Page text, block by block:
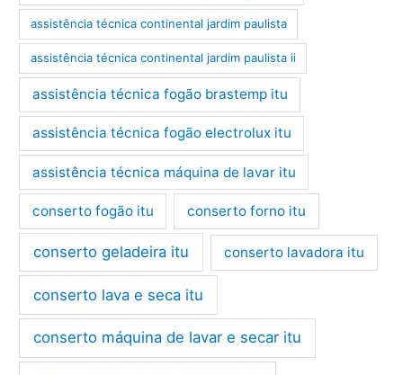
assistência técnica continental jardim paulista
assistência técnica continental jardim paulista ii
assistência técnica fogão brastemp itu
assistência técnica fogão electrolux itu
assistência técnica máquina de lavar itu
conserto fogão itu conserto forno itu
conserto geladeira itu conserto lavadora itu
conserto lava e seca itu
conserto máquina de lavar e secar itu